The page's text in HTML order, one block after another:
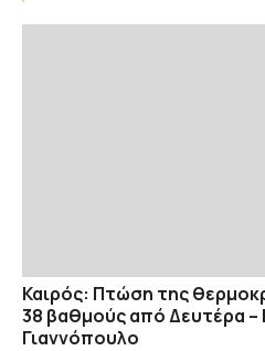
Καιρός: Πτώση της
38 βαθμούς από Δευτέρα
Γιαννόπουλο